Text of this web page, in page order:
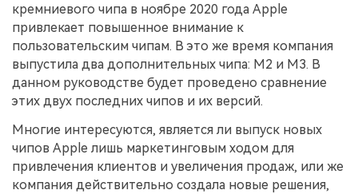
кремниевого чипа в ноябре 2020 года Apple
привлекает повышенное внимание к
пользовательским чипам. В это же время компания
выпустила два дополнительных чипа: M2 и M3. В
данном руководстве будет проведено сравнение
этих двух последних чипов и их версий.
Многие интересуются, является ли выпуск новых
чипов Apple лишь маркетинговым ходом для
привлечения клиентов и увеличения продаж, или же
компания действительно создала новые решения,